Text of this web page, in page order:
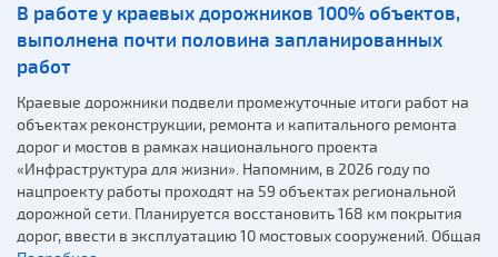
В работе у краевых дорожников 100% объектов,
выполнена почти половина запланированных
работ
Краевые дорожники подвели промежуточные итоги работ на
объектах реконструкции, ремонта и капитального ремонта
дорог и мостов в рамках национального проекта
«Инфраструктура для жизни». Напомним, в 2026 году по
нацпроекту работы проходят на 59 объектах региональной
дорожной сети. Планируется восстановить 168 км покрытия
дорог, ввести в эксплуатацию 10 мостовых сооружений. Общая